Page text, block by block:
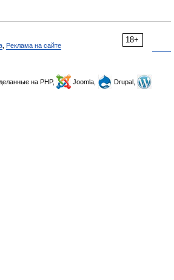
18+
Реклама на сайте
на PHP, Joomla,
Drupal,